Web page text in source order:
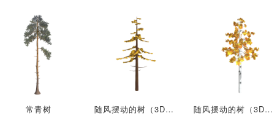
常青树 随风摆动的树（3D动画模型） 随风摆动的树（3D动画模型）